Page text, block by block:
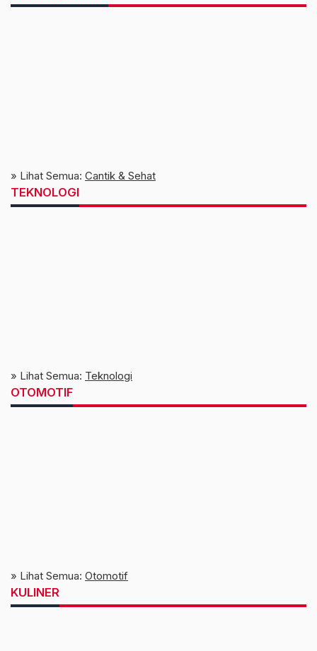
» Lihat Semua: Cantik & Sehat
TEKNOLOGI
» Lihat Semua: Teknologi
OTOMOTIF
» Lihat Semua: Otomotif
KULINER